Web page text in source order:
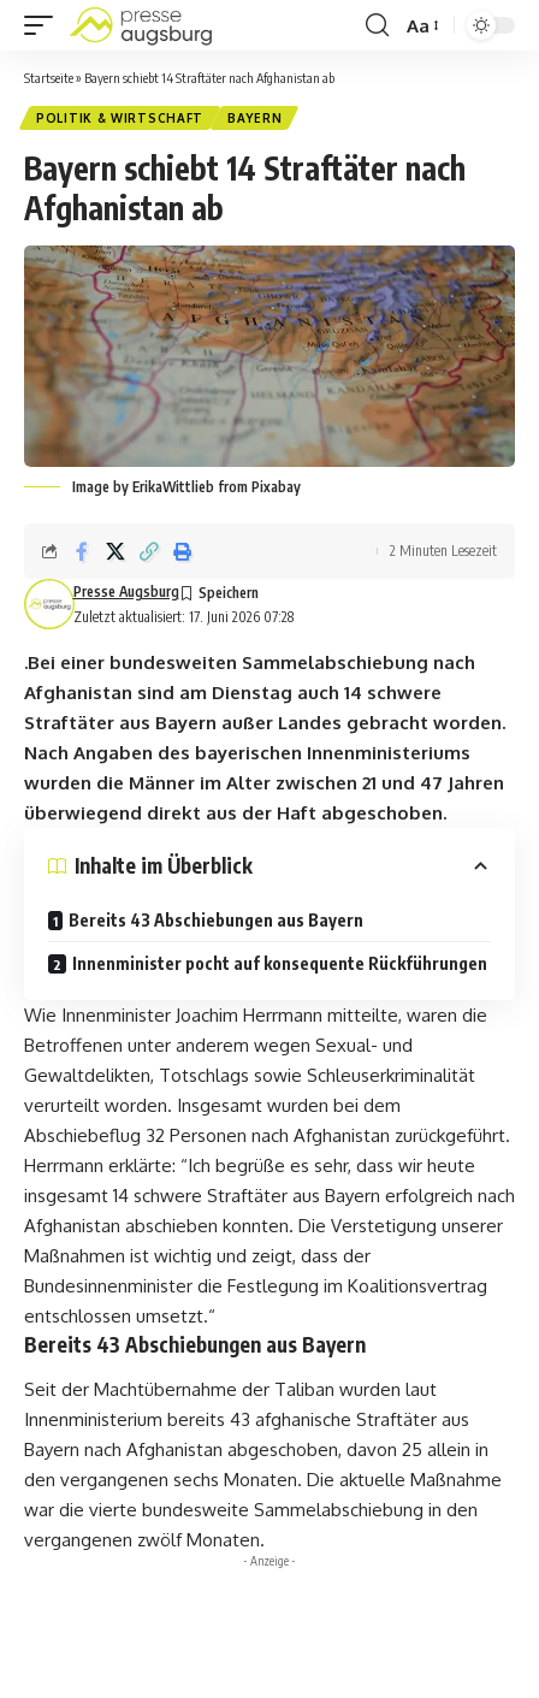
Aa
Startseite» Bayern schiebt 14 Straftäter nach Afghanistan ab
POLITIK & WIRTSCHAFT BAYERN
Bayern schiebt 14 Straftäter nach
Afghanistan ab
Image by ErikaWittlieb from Pixabay
Zuletzt aktualisiert: 17. Juni 2026 07:28
Presse Augsburg
2 Minuten Lesezeit
.Bei einer bundesweiten Sammelabschiebung nach
Afghanistan sind am Dienstag auch 14 schwere
Straftäter aus Bayern außer Landes gebracht worden.
Nach Angaben des bayerischen Innenministeriums
wurden die Männer im Alter zwischen 21 und 47 Jahren
überwiegend direkt aus der Haft abgeschoben.
Inhalte im Überblick
Bereits 43 Abschiebungen aus Bayern
Innenminister pocht auf konsequente Rückführungen
Wie Innenminister Joachim Herrmann mitteilte, waren die
Betroffenen unter anderem wegen Sexual- und
Gewaltdelikten, Totschlags sowie Schleuserkriminalität
verurteilt worden. Insgesamt wurden bei dem
Abschiebeflug 32 Personen nach Afghanistan zurückgeführt.
Herrmann erklärte: “Ich begrüße es sehr, dass wir heute
insgesamt 14 schwere Straftäter aus Bayern erfolgreich nach
Afghanistan abschieben konnten. Die Verstetigung unserer
Maßnahmen ist wichtig und zeigt, dass der
Bundesinnenminister die Festlegung im Koalitionsvertrag
entschlossen umsetzt.“
Bereits 43 Abschiebungen aus Bayern
Seit der Machtübernahme der Taliban wurden laut
Innenministerium bereits 43 afghanische Straftäter aus
Bayern nach Afghanistan abgeschoben, davon 25 allein in
den vergangenen sechs Monaten. Die aktuelle Maßnahme
war die vierte bundesweite Sammelabschiebung in den
vergangenen zwölf Monaten.
- Anzeige -